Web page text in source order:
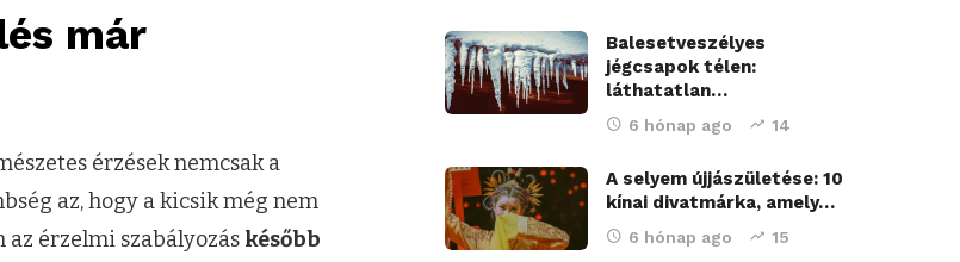
már
érzések nemcsak a
az, hogy a kicsik még nem
az érzelmi szabályozás később
Balesetveszélyes
jégcsapok télen:
láthatatlan…
6 hónap ago 14
A selyem újjászületése: 10
kínai divatmárka, amely…
6 hónap ago 15